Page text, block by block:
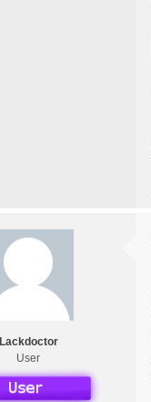
Lackdoctor
User